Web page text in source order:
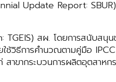
Update Report: SBUR)
TGEIS) สผ. โดยการสนับสนุน
ใช้วิธีการคำนวณตามคู่มือ
าขากระบวนการผลิตอุตสาหก